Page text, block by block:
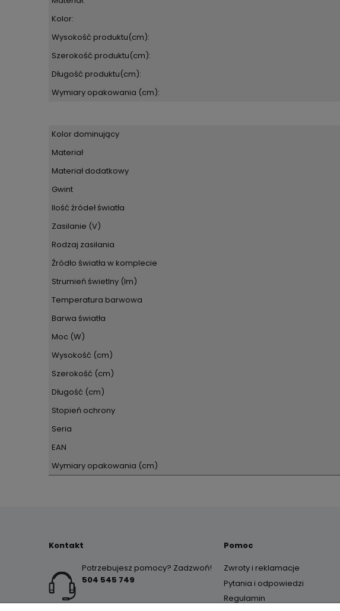
Kolor:
Wysokość produktu(cm):
Szerokość produktu(cm):
Długość produktu(cm):
Wymiary opakowania (cm):
Kolor dominujący
Materiał
Materiał dodatkowy
Gwint
Ilość źródeł światła
Zasilanie (V)
Rodzaj zasilania
Źródło światła w komplecie
Strumień świetlny (lm)
Temperatura barwowa
Barwa światła
Moc (W)
Wysokość (cm)
Szerokość (cm)
Długość (cm)
Stopień ochrony
Seria
EAN
Wymiary opakowania (cm)
Kontakt
Potrzebujesz pomocy? Zadzwoń!
504 545 749
Pomoc
Zwroty i reklamacje
Pytania i odpowiedzi
Regulamin